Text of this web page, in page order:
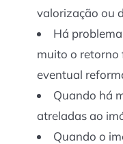
valorização ou
Há
muito o retorno
eventual
Quando há
atreladas ao
Quando o